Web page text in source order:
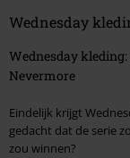
Wednesday
Wednesday
Nevermore
Eindelijk krijgt
gedacht dat de serie
zou winnen?